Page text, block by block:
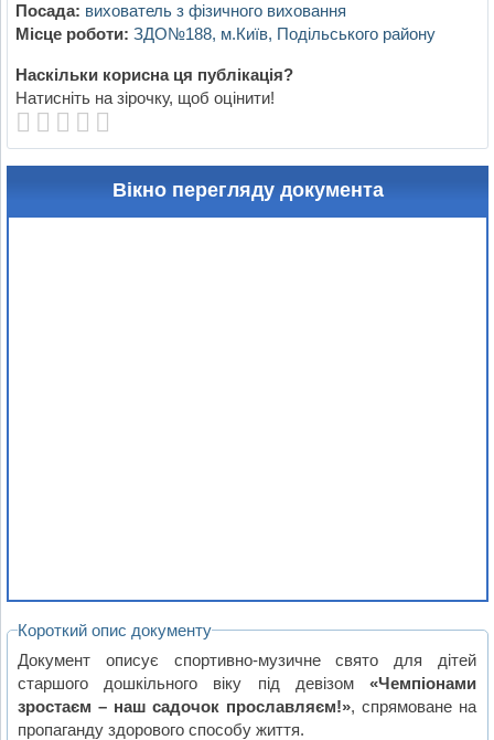
Посада: вихователь з фізичного виховання
Місце роботи: ЗДО№188, м.Київ, Подільського району
Наскільки корисна ця публікація?
Натисніть на зірочку, щоб оцінити!
Вікно перегляду документа
Короткий опис документу
Документ описує спортивно-музичне свято для дітей
старшого дошкільного віку під девізом«Чемпіонами
зростаєм – наш садочок прославляєм!», спрямоване на
пропаганду здорового способу життя.